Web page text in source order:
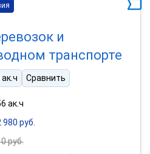
и
транспорте
Сравнить
ак.ч
980 руб.
руб.